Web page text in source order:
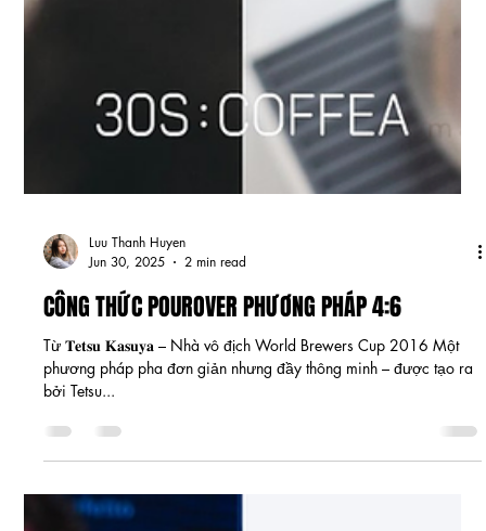
Luu Thanh Huyen
Jun 30, 2025
2 min read
CÔNG THỨC POUROVER PHƯƠNG PHÁP 4:6
Từ 𝐓𝐞𝐭𝐬𝐮 𝐊𝐚𝐬𝐮𝐲𝐚 – Nhà vô địch World Brewers Cup 2016 Một
bởi Tetsu...